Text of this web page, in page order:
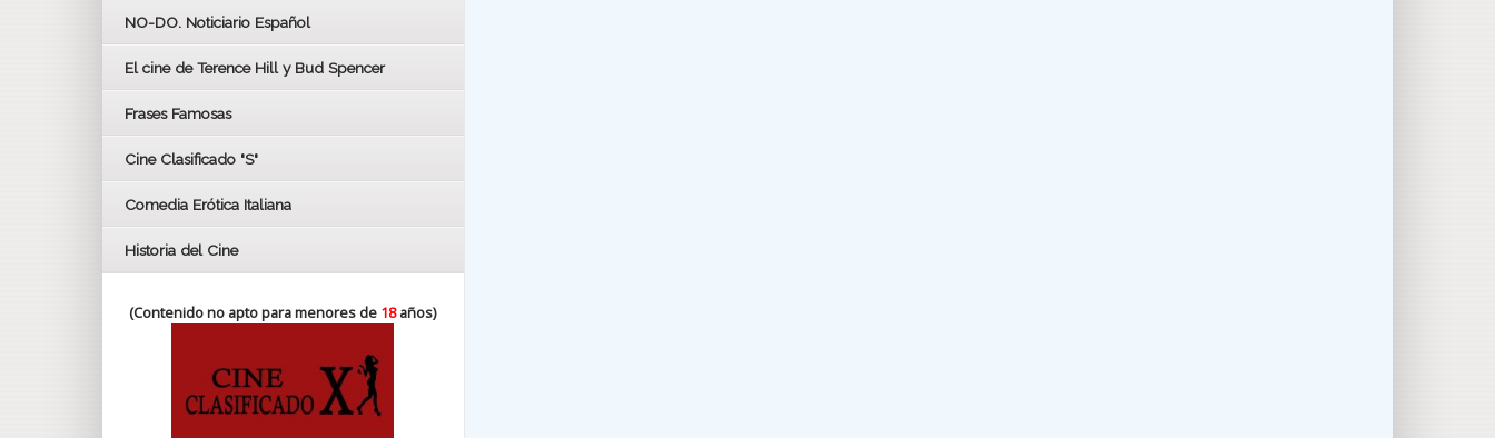
BAFTA
NO-DO. Noticiario Español
El cine de Terence Hill y Bud Spencer
Frases Famosas
Cine Clasificado "S"
Comedia Erótica Italiana
Historia del Cine
(Contenido no apto para menores de 18años)